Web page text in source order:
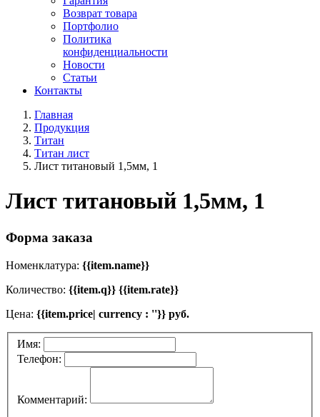
Возврат товара
Портфолио
Политика
конфиденциальности
Новости
Статьи
Контакты
Главная
Продукция
Титан
Титан лист
Лист титановый 1,5мм, 1
Лист титановый 1,5мм, 1
Форма заказа
Номенклатура: {{item.name}}
Количество: {{item.q}} {{item.rate}}
Цена: {{item.price| currency : ''}} руб.
Имя:
Телефон:
Комментарий: